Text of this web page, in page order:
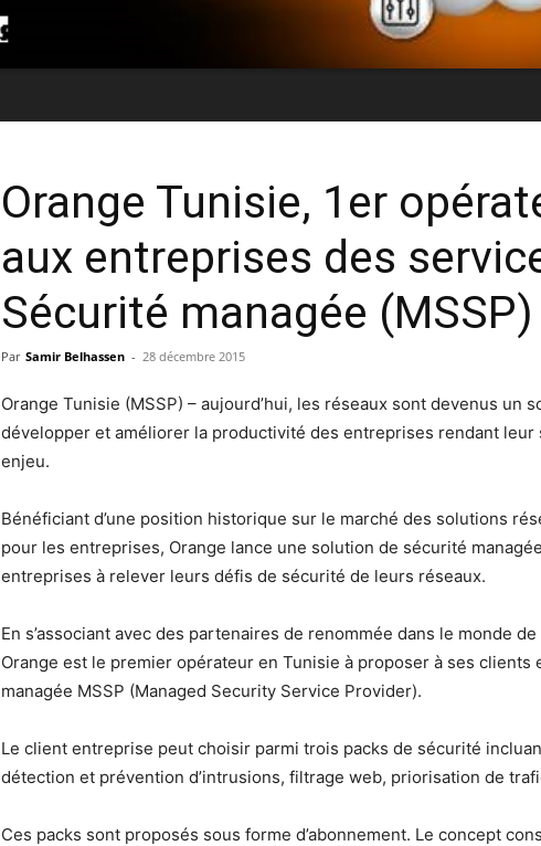
Orange Tunisie, 1er
aux entreprises des
Sécurité managée (MSSP)
Par Samir Belhassen - 28 décembre 2015
Orange Tunisie (MSSP) – aujourd’hui, les réseaux sont devenus un
développer et améliorer la productivité des entreprises rendant leur
enjeu.
Bénéficiant d’une position historique sur le marché des solutions
pour les entreprises, Orange lance une solution de sécurité
entreprises à relever leurs défis de sécurité de leurs réseaux.
En s’associant avec des partenaires de renommée dans le monde
Orange est le premier opérateur en Tunisie à proposer à ses clients
managée MSSP (Managed Security Service Provider).
Le client entreprise peut choisir parmi trois packs de sécurité
détection et prévention d’intrusions, filtrage web, priorisation de
Ces packs sont proposés sous forme d’abonnement. Le concept